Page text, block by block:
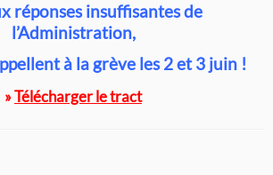
réponses insuffisantes de
l’Administration,
à la grève les 2 et 3 juin !
»Télécharger le tract